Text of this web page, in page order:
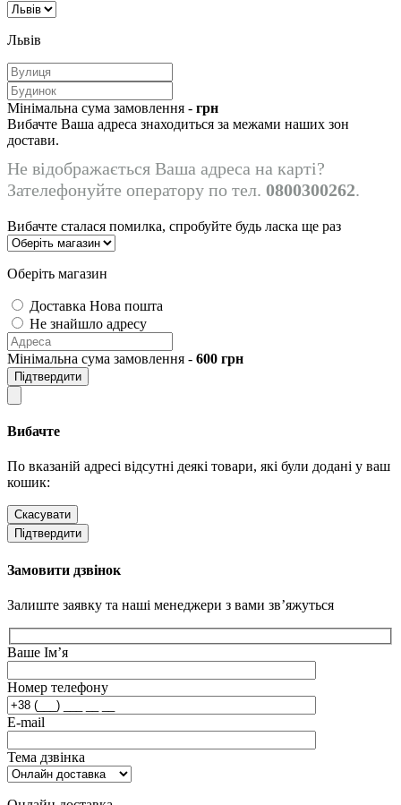
Львів
Мінімальна сума замовлення - грн
Вибачте Ваша адреса знаходиться за межами наших зон
достави.
Не відображається Ваша адреса на карті?
Зателефонуйте оператору по тел. 0800300262.
Вибачте сталася помилка, спробуйте будь ласка ще раз
Оберіть магазин
Доставка Нова пошта
Не знайшло адресу
Мінімальна сума замовлення - 600 грн
Підтвердити
Вибачте
По вказаній адресі відсутні деякі товари, які були додані у ваш
кошик:
Скасувати
Підтвердити
Замовити дзвінок
Залиште заявку та наші менеджери з вами зв’яжуться
Ваше Ім’я
Номер телефону
E-mail
Тема дзвінка